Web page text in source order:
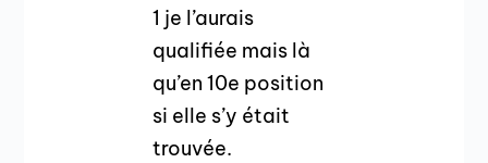
1 je l’aurais
qualifiée mais là
qu’en 10e position
si elle s’y était
trouvée.